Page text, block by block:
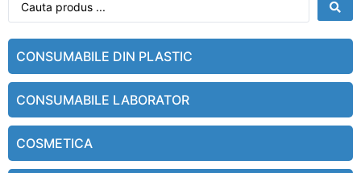
CONSUMABILE DIN PLASTIC
CONSUMABILE LABORATOR
COSMETICA